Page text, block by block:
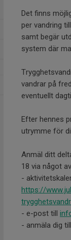
Det finns
per vandring
samt begär
system där
vandrar på
eventuellt
Efter hennes
utrymme för
Anmäl ditt
18 via något
-
https://
- e-post till
- anmäla dig